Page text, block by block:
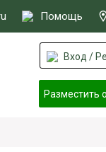
Помощь
Вход /
Разместить